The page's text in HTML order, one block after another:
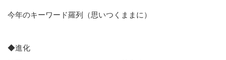
今年のキーワード羅列（思いつくままに）
◆進化